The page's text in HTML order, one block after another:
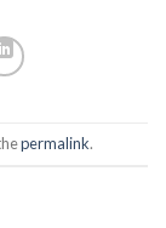
permalink.